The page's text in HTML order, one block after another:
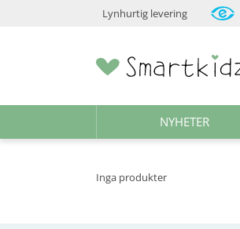
Lynhurtig levering
NYHETER
Inga produkter